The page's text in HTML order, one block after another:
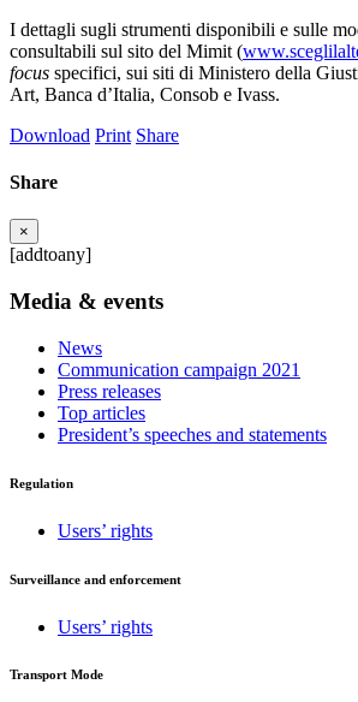
I dettagli sugli strumenti disponibili e sulle
consultabili sul sito del Mimit (
focus specifici, sui siti di Ministero della
Art, Banca d’Italia, Consob e Ivass.
Download Print Share
Share
×
[addtoany]
Media & events
News
Communication campaign 2021
Press releases
Top articles
President’s speeches and statements
Regulation
Users’ rights
Surveillance and enforcement
Users’ rights
Transport Mode